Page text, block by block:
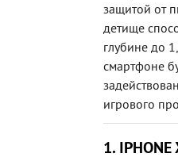
защитой от
детище
глубине до
смартфоне
игрового
1. IPHONE